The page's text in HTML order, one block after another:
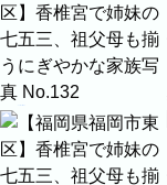
建築・不
プロフィ
ネット予約
空き状況の確
いただけます
出張エリア